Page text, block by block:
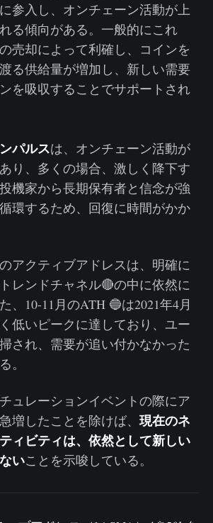
参入し、オンチェーン活動が上
る傾向がある。一般的にこれ
売却によって利確し、コインを
る供給量が増加し、新しい需要
を吸収することでサポートされ
パルスは、オンチェーン活動が
り、多くの場合、激しく降下す
機家から長期保有者と信念が強
環するため、回復に時間がかか
アクティブアドレスは、明確に
レンドチャネル🔴の中に依然に
、10-11月のATH 🔵は2021年4月
低いピークに達しており、ユー
され、需要が追い付かなかった
。
ュレーションイベントの際にア
増したことを除けば、 現在のネ
ィビティは、依然として新しい
いことを示唆している。